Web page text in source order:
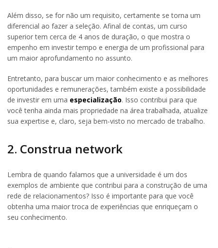
Além disso, se for não um requisito, certamente se torna um
diferencial ao fazer a seleção. Afinal de contas, um curso
superior tem cerca de 4 anos de duração, o que mostra o
empenho em investir tempo e energia de um profissional para
um maior aprofundamento no assunto.
Entretanto, para buscar um maior conhecimento e as melhores
oportunidades e remunerações, também existe a possibilidade
de investir em uma especialização. Isso contribui para que
você tenha ainda mais propriedade na área trabalhada, atualize
sua expertise e, claro, seja bem-visto no mercado de trabalho.
2. Construa network
Lembra de quando falamos que a universidade é um dos
exemplos de ambiente que contribui para a construção de uma
rede de relacionamentos? Isso é importante para que você
obtenha uma maior troca de experiências que enriqueçam o
seu conhecimento.